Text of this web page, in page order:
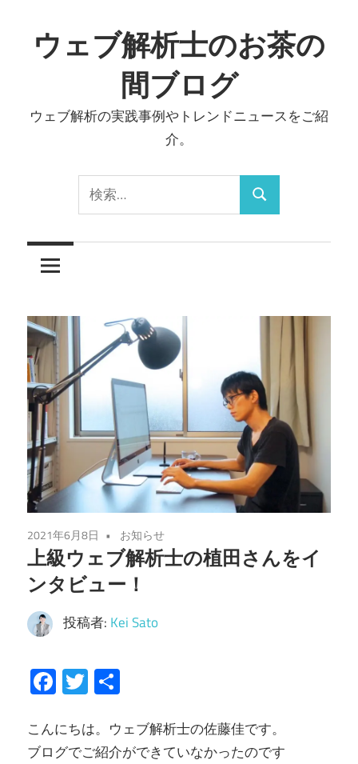
ン
へ
ウェブ解析士のお茶の
間ブログ
ウェブ解析の実践事例やトレンドニュースをご紹
介。
索:
検
2021年6月8日 お知らせ
上級ウェブ解析士の植田さんをイ
ンタビュー！
投稿者: Kei Sato
Facebook
Twitter
こんにちは。ウェブ解析士の佐藤佳です。
ブログでご紹介ができていなかったのです